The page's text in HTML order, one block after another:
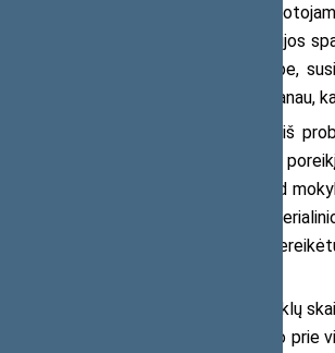
pedagogams ar kitiems įstaigos
funkcijos, gali tekti patirti administracijos
mokytojų psichoemocinė būsena darbe,
darbus darai ugdymo laiko sąskaita. Manau,
Todėl tampa aišku, kad vienas iš
kalbėti ir apie papildomo finansavimo
organizavimas ir kt. Reikia suprasti, kad
funkcija yra atlikti būtent tokias
susideda iš pedagogų, kuriems tikrai
Šiuo metu yra mažinamas mokyklų
ir taip sunku koncentruotis į ugdymą, o